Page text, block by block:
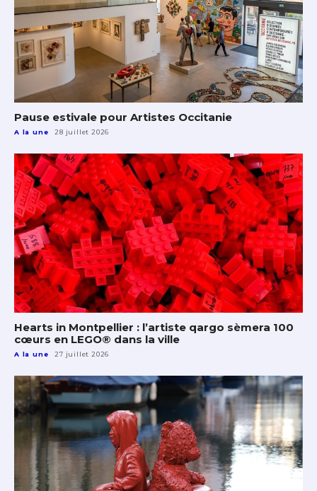
Pause estivale pour Artistes Occitanie
A la une 28 juillet 2026
Hearts in Montpellier : l’artiste qargo sèmera 100
cœurs en LEGO® dans la ville
A la une 27 juillet 2026